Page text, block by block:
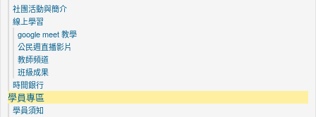
社團活動與簡介
線上學習
google meet 教學
公民週直播影片
教師頻道
班級成果
時間銀行
學員專區
學員須知